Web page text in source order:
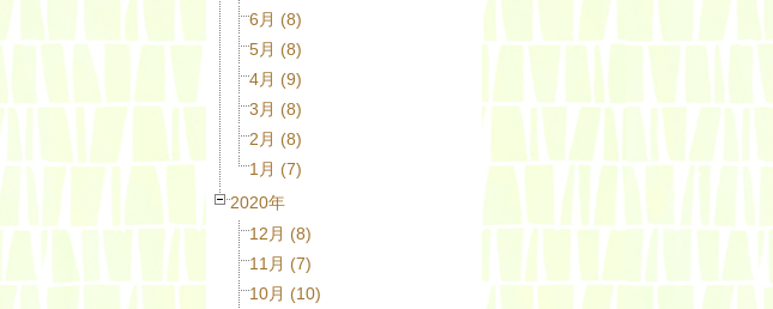
6月 (8)
5月 (8)
4月 (9)
3月 (8)
2月 (8)
1月 (7)
2020年
12月 (8)
11月 (7)
10月 (10)